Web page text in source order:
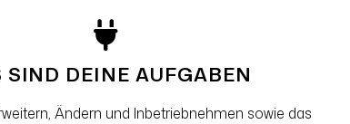
SIND DEINE AUFGABEN
Ändern und Inbetriebnehmen sowie das